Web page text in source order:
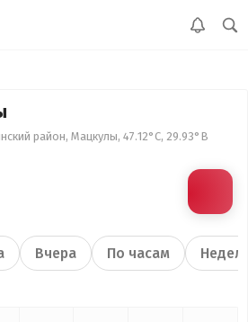
район, Мацкулы, 47.12°С, 29.93°В
Вчера По часам